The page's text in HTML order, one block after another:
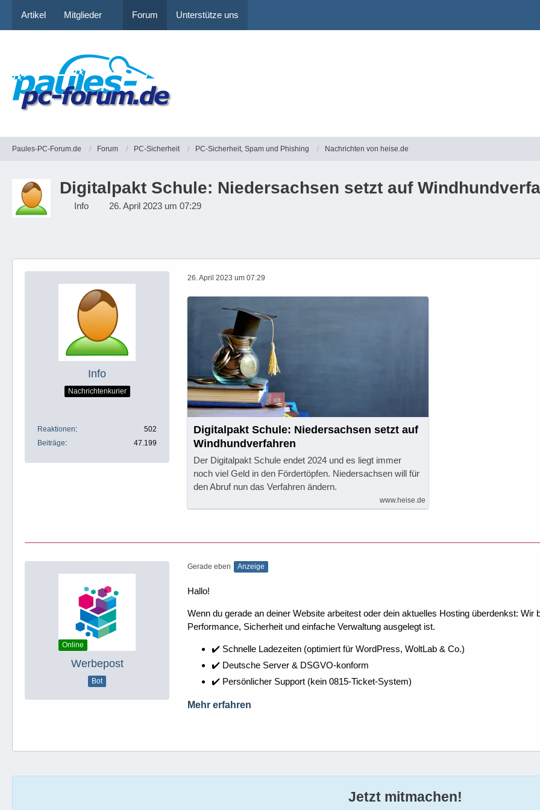
Artikel Mitglieder Forum Unterstütze uns
Paules-PC-Forum.de Forum PC-Sicherheit PC-Sicherheit, Spam und Phishing Nachrichten von heise.de
Digitalpakt Schule: Niedersachsen setzt auf
Info 26. April 2023 um 07:29
Info
Nachrichtenkurier
Reaktionen
502
Beiträge
47.199
26. April 2023 um 07:29
Digitalpakt Schule: Niedersachsen setzt auf
Windhundverfahren
Der Digitalpakt Schule endet 2024 und es liegt immer
noch viel Geld in den Fördertöpfen. Niedersachsen will für
den Abruf nun das Verfahren ändern.
www.heise.de
Online
Werbepost
Bot
Gerade eben Anzeige
Hallo!
Wenn du gerade an deiner Website arbeitest oder dein aktuelles Hosting überdenkst:
Performance, Sicherheit und einfache Verwaltung ausgelegt ist.
✔️ Schnelle Ladezeiten (optimiert für WordPress, WoltLab & Co.)
✔️ Deutsche Server & DSGVO-konform
✔️ Persönlicher Support (kein 0815-Ticket-System)
Mehr erfahren
Jetzt mitmachen!